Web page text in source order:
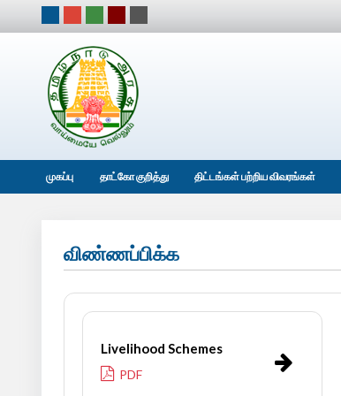
முகப்பு தாட்கோ குறித்து திட்டங்கள் பற்றிய விவரங்கள்
விண்ணப்பிக்க
Livelihood Schemes
PDF